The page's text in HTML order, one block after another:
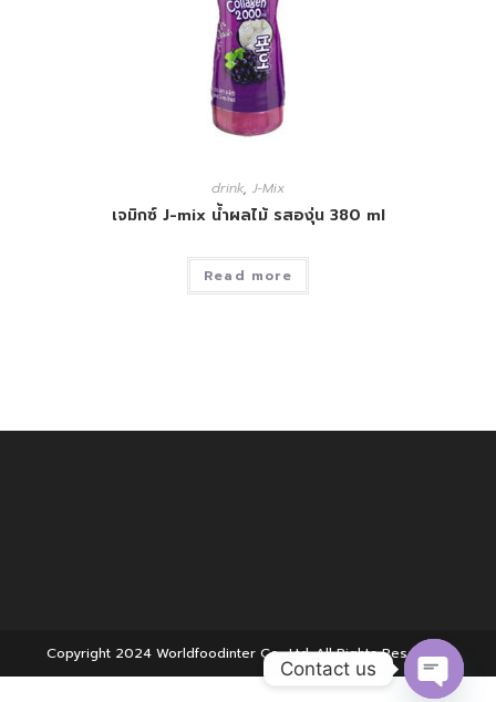
drink, J-Mix
เจมิกซ์ J-mix น้ำผลไม้ รสองุ่น 380 ml
Read more
Copyright 2024 Worldfoodinter Co., Ltd. All Rights Reserved.
Contact us